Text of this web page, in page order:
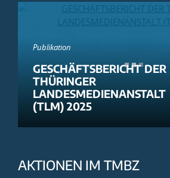
Publikation
GESCHÄFTSBERICHT DER
THÜRINGER
LANDESMEDIENANSTALT
(TLM) 2025
AKTIONEN IM TMBZ